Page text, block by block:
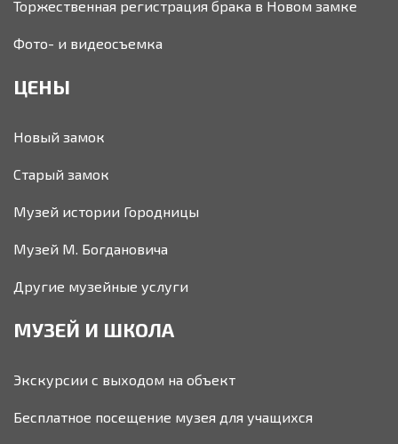
Торжественная регистрация брака в Новом замке
Фото- и видеосъемка
ЦЕНЫ
Новый замок
Старый замок
Музей истории Городницы
Музей М. Богдановича
Другие музейные услуги
МУЗЕЙ И ШКОЛА
Экскурсии с выходом на объект
Бесплатное посещение музея для учащихся